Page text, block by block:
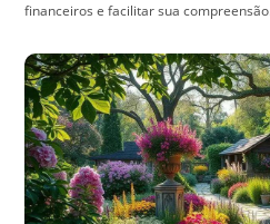
financeiros e facilitar sua